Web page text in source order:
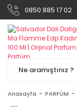
0850 885 17 02
Anasayfa PARFÜM